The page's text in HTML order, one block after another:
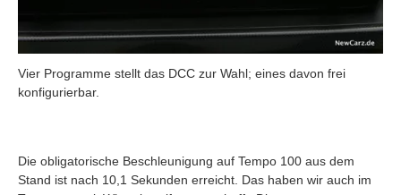
Vier Programme stellt das DCC zur Wahl; eines davon frei
konfigurierbar.
Die obligatorische Beschleunigung auf Tempo 100 aus dem
Stand ist nach 10,1 Sekunden erreicht. Das haben wir auch im